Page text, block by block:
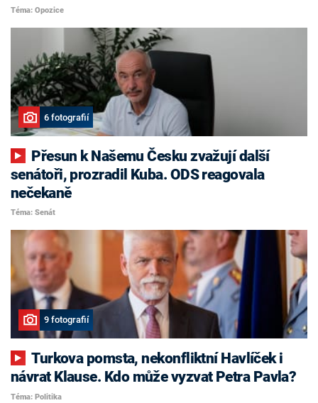
Téma: Opozice
6 fotografií
senátoři, prozradil Kuba. ODS reagovala
nečekaně
Téma: Senát
9 fotografií
Turkova pomsta, nekonfliktní Havlíček i
návrat Klause. Kdo může vyzvat Petra Pavla?
Téma: Politika